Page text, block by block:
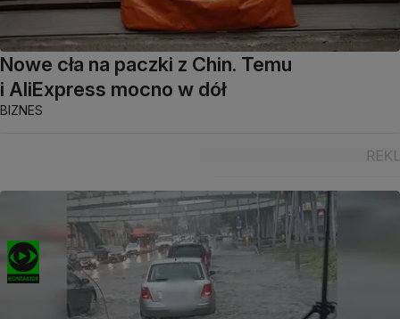
Nowe cła na paczki z Chin. Temu
i AliExpress mocno w dół
BIZNES